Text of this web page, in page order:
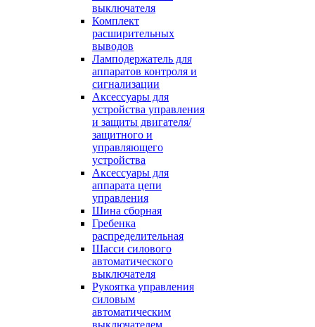
выключателя
Комплект
расширительных
выводов
Ламподержатель для
аппаратов контроля и
сигнализации
Аксессуары для
устройства управления
и защиты двигателя/
защитного и
управляющего
устройства
Аксессуары для
аппарата цепи
управления
Шина сборная
Гребенка
распределительная
Шасси силового
автоматического
выключателя
Рукоятка управления
силовым
автоматическим
выключателем